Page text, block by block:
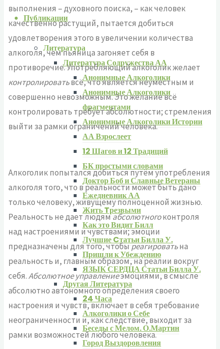
Публикации
Литература
Литература Содружества АА
Анонимные Алкоголики
Анонимные Алкоголики
фрагментами
Анонимные Алкоголики Истории
АА Взрослеет
12 Шагов и 12 Традиций
БК простыми словами
Доктор Боб и Славные Ветераны
Ежедневник АА
Жить Tрезвыми
Как это Видит Билл
Лучшие Cтатьи Билла У.
Пришли к Убеждению
ЯЗЫК СЕРДЦА Статьи Билла У.
Другая Литература
24 Часа
Алкоголики о Себе
Беседы с Мелом. О.Мартин
Город Выздоровления
выполнения – духовного поиска, – как человек
качественно растущий, пытается добиться
удовлетворения этого в увеличении количества
алкоголя, чем пьяница загоняет себя в
противоречие. Употребляющий алкоголик желает
контролироватьвсё, что является неуместным и
совершенно невозможным. Это желание всё
контролировать требует абсолютности; стремления
выйти за рамки ограничений человека.
Алкоголик попытался добиться путём употребления
алкоголя того, что в реальности может быть дано
только человеку, живущему полноценной жизнью.
Реальность не дает людямабсолютногоконтроля
над настроениями и чувствами; эмоции
предназначены для того, чтобыреагироватьна
реальность и, главным образом, на реалии вокруг
себя.Абсолютное управлениеэмоциями, в смысле
абсолютно автономного определения своего
настроения и чувств, включает в себя требование
неограниченности и, как следствие, выходит за
рамки возможностей любого человека.